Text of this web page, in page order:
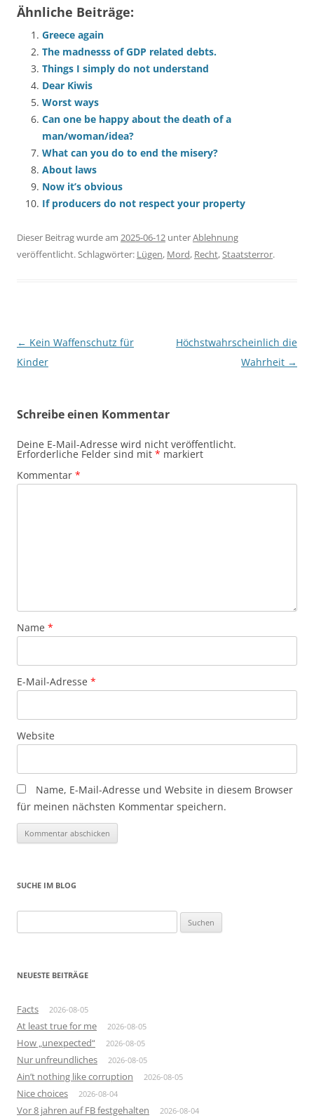
Ähnliche Beiträge:
Greece again
The madnesss of GDP related debts.
Things I simply do not understand
Dear Kiwis
Worst ways
Can one be happy about the death of a
man/woman/idea?
What can you do to end the misery?
About laws
Now it’s obvious
If producers do not respect your property
Dieser Beitrag wurde am 2025-06-12 unterAblehnung
veröffentlicht. Schlagwörter: Lügen, Mord, Recht,Staatsterror.
Beitragsnavigation
← Kein Waffenschutz für
Kinder
Höchstwahrscheinlich die
Wahrheit →
Schreibe einen Kommentar
Deine E-Mail-Adresse wird nicht veröffentlicht.
Erforderliche Felder sind mit * markiert
Kommentar *
Name *
E-Mail-Adresse *
Website
Name, E-Mail-Adresse und Website in diesem Browser
für meinen nächsten Kommentar speichern.
SUCHE IM BLOG
nach:
NEUESTE BEITRÄGE
Facts 2026-08-05
At least true for me 2026-08-05
How „unexpected“ 2026-08-05
Nur unfreundliches 2026-08-05
Ain’t nothing like corruption 2026-08-05
Nice choices 2026-08-04
Vor 8 jahren auf FB festgehalten 2026-08-04